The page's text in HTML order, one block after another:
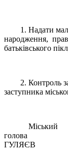
1. Надати
народження,
батьківського
2. Контроль за
заступника
Міський
ГУЛЯЄВ